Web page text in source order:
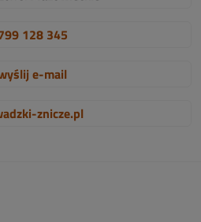
128 345
e-mail
znicze.pl